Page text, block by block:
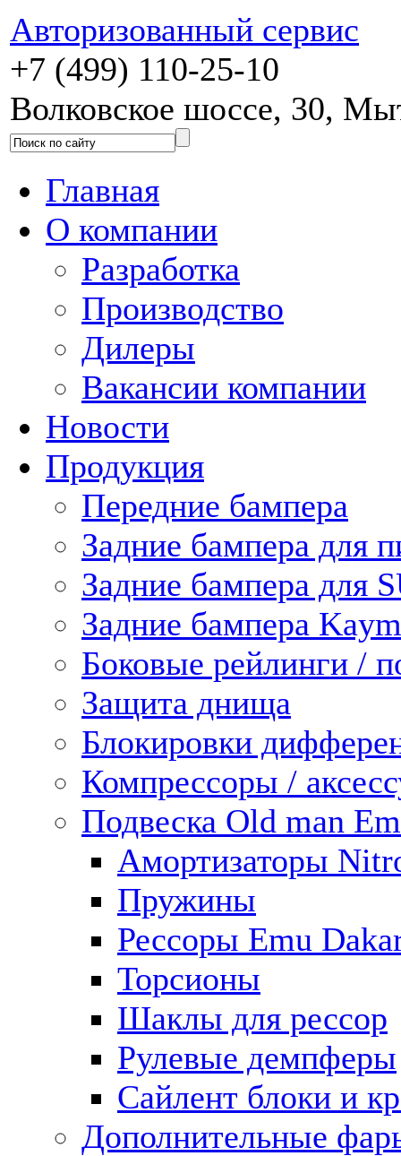
Авторизованный сервис
+7 (499) 110-25-10
Волковское шоссе, 30,
Главная
О компании
Разработка
Производство
Дилеры
Вакансии компании
Новости
Продукция
Передние бампера
Задние бампера для
Задние бампера для
Задние бампера
Боковые рейлинги /
Защита днища
Блокировки
Компрессоры /
Подвеска Old man
Амортизаторы
Пружины
Рессоры Emu
Торсионы
Шаклы для рессор
Рулевые демпферы
Сайлент блоки и
Дополнительные